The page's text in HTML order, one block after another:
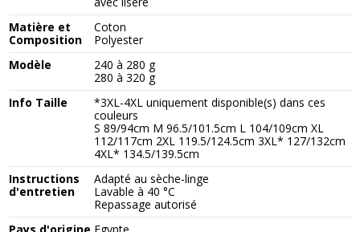
Matière et
Composition
Coton
Polyester
Modèle
240 à 280 g
280 à 320 g
Info Taille
*3XL-4XL uniquement disponible(s) dans ces
couleurs
S 89/94cm M 96.5/101.5cm L 104/109cm XL
112/117cm 2XL 119.5/124.5cm 3XL* 127/132cm
4XL* 134.5/139.5cm
Instructions
d'entretien
Adapté au sèche-linge
Lavable à 40 °C
Repassage autorisé